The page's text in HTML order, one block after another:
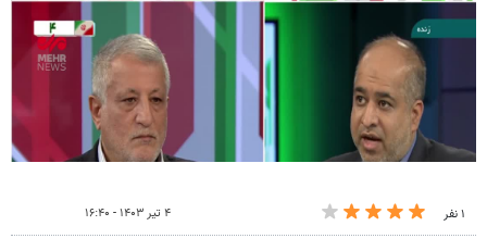
۱ نفر ۴ تیر ۱۴۰۳ - ۱۶:۴۰